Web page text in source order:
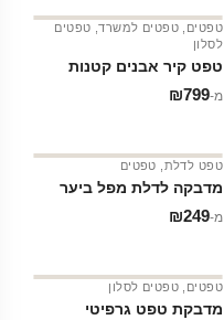
טפטים טפטים למשרד, טפטים
לסלון
טפט קיר אבנים קטנות
מ‑ ₪799
טפט לדלת טפטים
מדבקה לדלת מפל ביער
מ‑ ₪249
טפטים טפטים לסלון
מדבקת טפט גרפיטי